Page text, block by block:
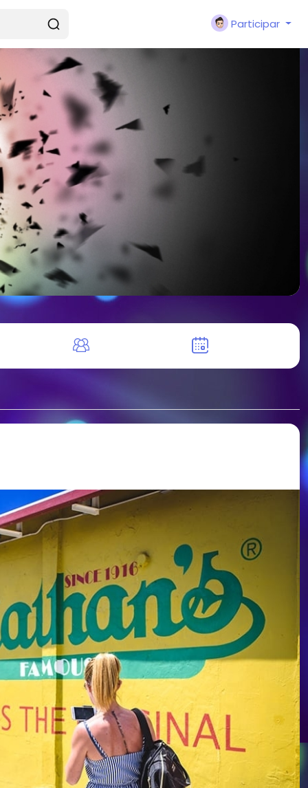
Participar